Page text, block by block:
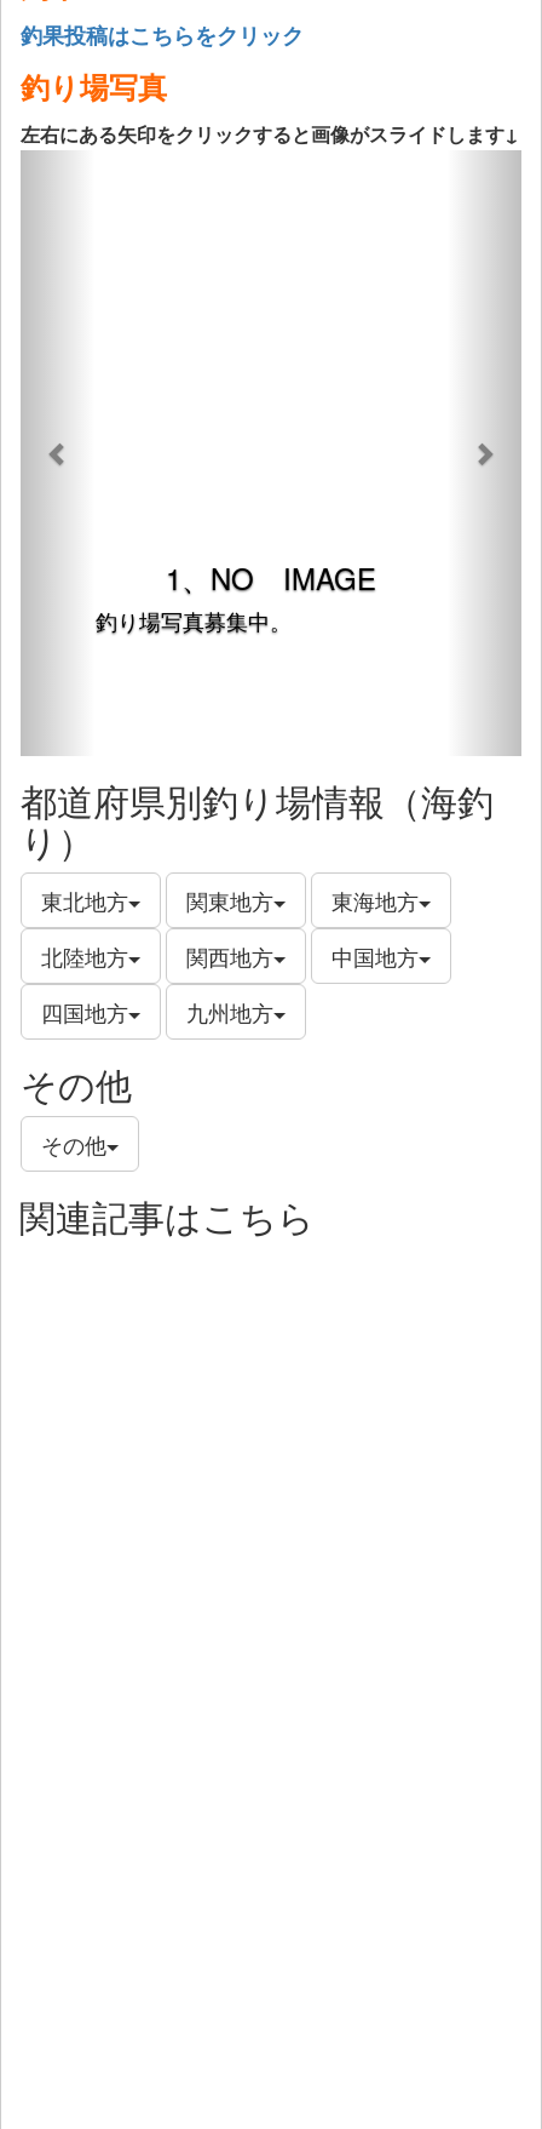
釣果投稿はこちらをクリック
釣り場写真
左右にある矢印をクリックすると画像がスライドします↓
1、NO IMAGE
釣り場写真募集中。
都道府県別釣り場情報（海釣
り）
東北地方 関東地方
東海地方
北陸地方
関西地方
中国地方
四国地方
九州地方
その他
その他
関連記事はこちら